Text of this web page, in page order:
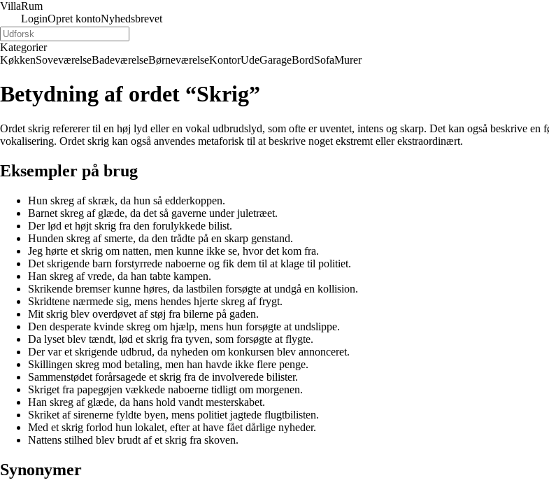
VillaRum
LoginOpret kontoNyhedsbrevet
Kategorier
KøkkenSoveværelseBadeværelseBørneværelseKontorUdeGarageBordSofaMurer
Betydning af ordet “Skrig”
Ordet skrig refererer til en høj lyd eller en vokal udbrudslyd, som ofte er uventet, intens og skarp. Det kan også beskrive
vokalisering. Ordet skrig kan også anvendes metaforisk til at beskrive noget ekstremt eller ekstraordinært.
Eksempler på brug
Hun skreg af skræk, da hun så edderkoppen.
Barnet skreg af glæde, da det så gaverne under juletræet.
Der lød et højt skrig fra den forulykkede bilist.
Hunden skreg af smerte, da den trådte på en skarp genstand.
Jeg hørte et skrig om natten, men kunne ikke se, hvor det kom fra.
Det skrigende barn forstyrrede naboerne og fik dem til at klage til politiet.
Han skreg af vrede, da han tabte kampen.
Skrikende bremser kunne høres, da lastbilen forsøgte at undgå en kollision.
Skridtene nærmede sig, mens hendes hjerte skreg af frygt.
Mit skrig blev overdøvet af støj fra bilerne på gaden.
Den desperate kvinde skreg om hjælp, mens hun forsøgte at undslippe.
Da lyset blev tændt, lød et skrig fra tyven, som forsøgte at flygte.
Der var et skrigende udbrud, da nyheden om konkursen blev annonceret.
Skillingen skreg mod betaling, men han havde ikke flere penge.
Sammenstødet forårsagede et skrig fra de involverede bilister.
Skriget fra papegøjen vækkede naboerne tidligt om morgenen.
Han skreg af glæde, da hans hold vandt mesterskabet.
Skriket af sirenerne fyldte byen, mens politiet jagtede flugtbilisten.
Med et skrig forlod hun lokalet, efter at have fået dårlige nyheder.
Nattens stilhed blev brudt af et skrig fra skoven.
Synonymer